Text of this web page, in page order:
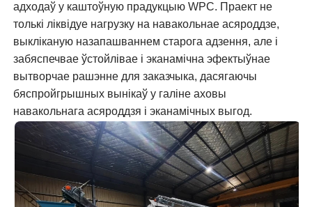
адходаў у каштоўную прадукцыю WPC. Праект не
толькі ліквідуе нагрузку на навакольнае асяроддзе,
выкліканую назапашваннем старога адзення, але і
забяспечвае ўстойлівае і эканамічна эфектыўнае
вытворчае рашэнне для заказчыка, дасягаючы
бяспройгрышных вынікаў у галіне аховы
навакольнага асяроддзя і эканамічных выгод.